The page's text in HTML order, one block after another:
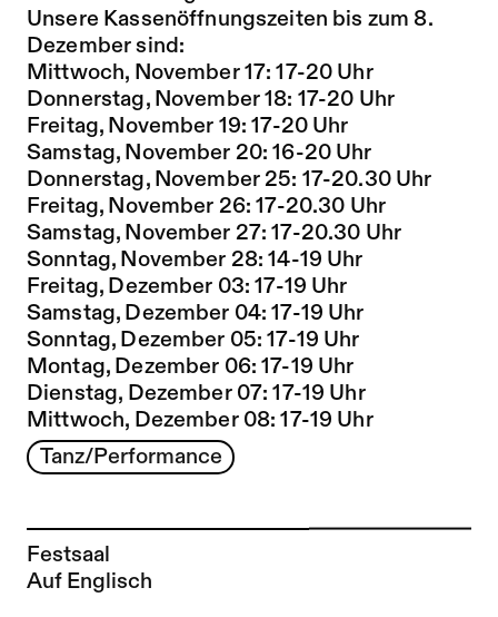
Tanz/Performance
Festsaal
Auf Englisch
Unsere Kassenöffnungszeiten bis zum 8.
Dezember sind:
Mittwoch, November 17: 17-20 Uhr
Donnerstag, November 18: 17-20 Uhr
Freitag, November 19: 17-20 Uhr
Samstag, November 20: 16-20 Uhr
Donnerstag, November 25: 17-20.30 Uhr
Freitag, November 26: 17-20.30 Uhr
Samstag, November 27: 17-20.30 Uhr
Sonntag, November 28: 14-19 Uhr
Freitag, Dezember 03: 17-19 Uhr
Samstag, Dezember 04: 17-19 Uhr
Sonntag, Dezember 05: 17-19 Uhr
Montag, Dezember 06: 17-19 Uhr
Dienstag, Dezember 07: 17-19 Uhr
Mittwoch, Dezember 08: 17-19 Uhr